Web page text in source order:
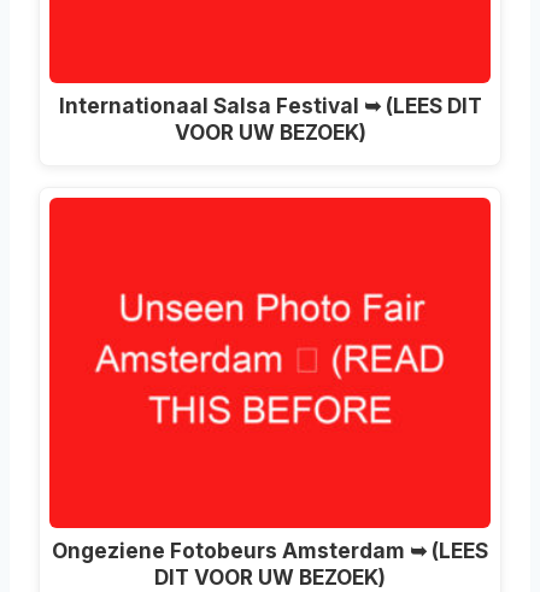
Internationaal Salsa Festival ➥ (LEES DIT
VOOR UW BEZOEK)
Ongeziene Fotobeurs Amsterdam ➥ (LEES
DIT VOOR UW BEZOEK)